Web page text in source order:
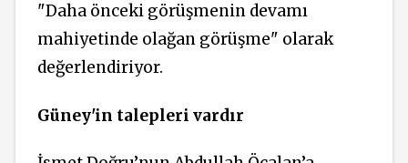
"Daha önceki görüşmenin devamı
mahiyetinde olağan görüşme" olarak
değerlendiriyor.
Güney'in talepleri vardır